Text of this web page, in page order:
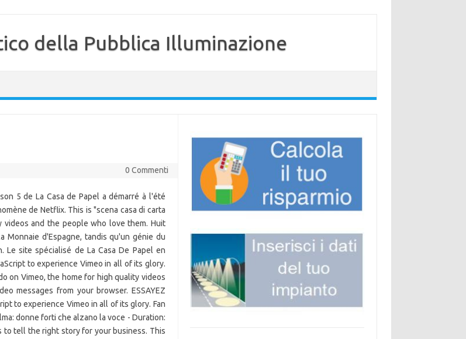
della Pubblica Illuminazione
0 Commenti
5 de La Casa de Papel a démarré à l'été
de Netflix. This is "scena casa di carta
videos and the people who love them. Huit
d'Espagne, tandis qu'un génie du
site spécialisé de La Casa De Papel en
to experience Vimeo in all of its glory.
on Vimeo, the home for high quality videos
messages from your browser. ESSAYEZ
to experience Vimeo in all of its glory. Fan
donne forti che alzano la voce - Duration:
to tell the right story for your business. This